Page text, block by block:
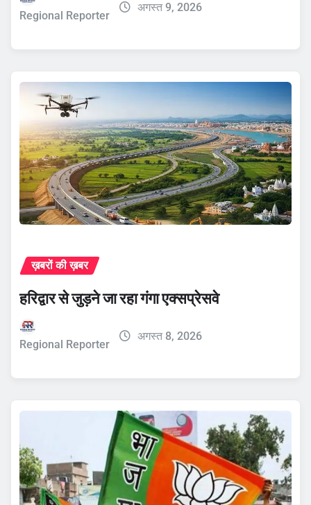
Regional Reporter
अगस्त 9, 2026
ख़बरों की ख़बर
हरिद्वार से जुड़ने जा रहा गंगा एक्सप्रेसवे
Regional Reporter
अगस्त 8, 2026